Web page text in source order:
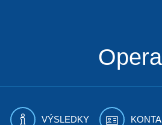
VÝSLEDKY